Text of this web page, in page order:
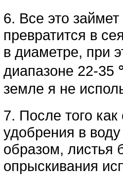
6. Все это
превратится в
в диаметре, при
диапазоне 22-35
земле я не
7. После того
удобрения в
образом, листья
опрыскивания